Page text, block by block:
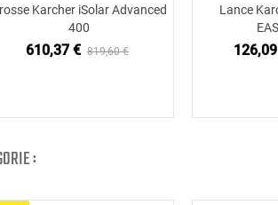
Ajouter au panier
Karcher iSolar Advanced
400
610,37 € 819,60 €
Lance
: